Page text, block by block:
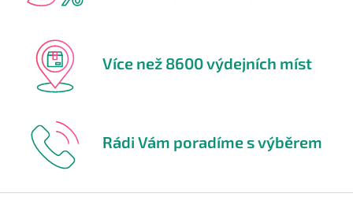
Více než 8600 výdejních míst
Rádi Vám poradíme s výběrem